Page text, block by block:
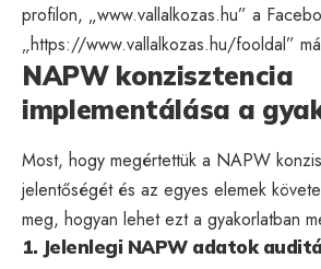
profilon, „www.vallalkozas.hu” a
„https://www.vallalkozas.hu/fooldal”
NAPW konzisztencia
implementálása a
Most, hogy megértettük a NAPW
jelentőségét és az egyes elemek
meg, hogyan lehet ezt a gyakorlatban
1. Jelenlegi NAPW adatok